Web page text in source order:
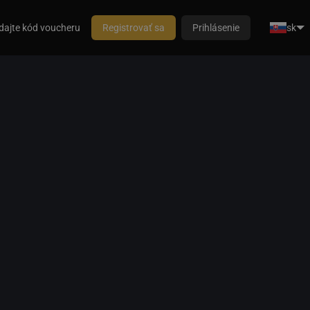
kód voucheru Registrovať sa Prihlásenie sk